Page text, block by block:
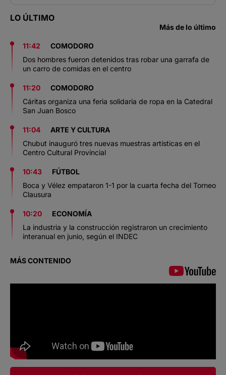
LO ÚLTIMO
Más de lo último
11:42
COMODORO
Dos hombres fueron detenidos tras robar una garrafa de
un carro de comidas en el centro
11:20
COMODORO
Cáritas organiza una feria solidaria de ropa en la Catedral
San Juan Bosco
11:04
ARTE Y CULTURA
Chubut inauguró tres nuevas muestras artísticas en el
Centro Cultural Provincial
10:43
FÚTBOL
Boca y Vélez empataron 1-1 por la cuarta fecha del Torneo
Clausura
10:20
ECONOMÍA
La industria y la construcción registraron un crecimiento
interanual en junio, según el INDEC
MÁS CONTENIDO